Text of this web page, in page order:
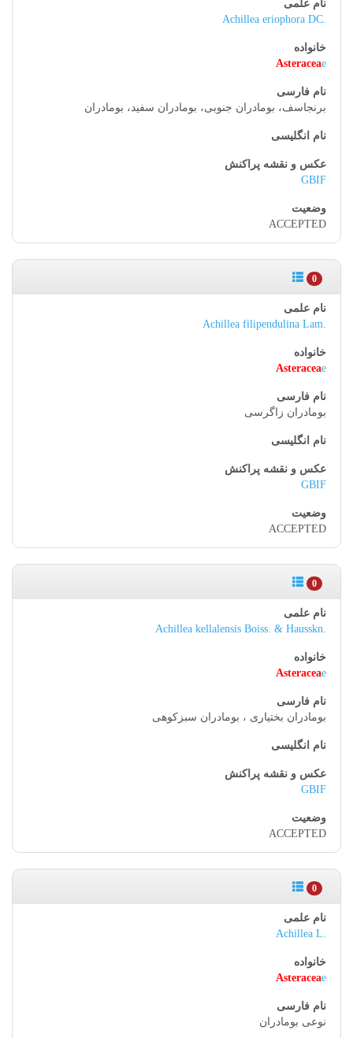
Achillea eriophora DC.
Asteraceae
برنجاسف، بومادران جنوبی، بومادران سفید، بومادران
GBIF
ACCEPTED
0
Achillea filipendulina Lam.
Asteraceae
بومادران زاگرسی
GBIF
ACCEPTED
0
Achillea kellalensis Boiss. & Hausskn.
Asteraceae
بومادران بختیاری ، بومادران سبزکوهی
GBIF
ACCEPTED
0
Achillea L.
Asteraceae
نوعی بومادران